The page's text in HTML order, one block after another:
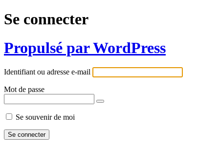
Se connecter
Propulsé par WordPress
Identifiant ou adresse e-mail
Mot de passe
Se souvenir de moi